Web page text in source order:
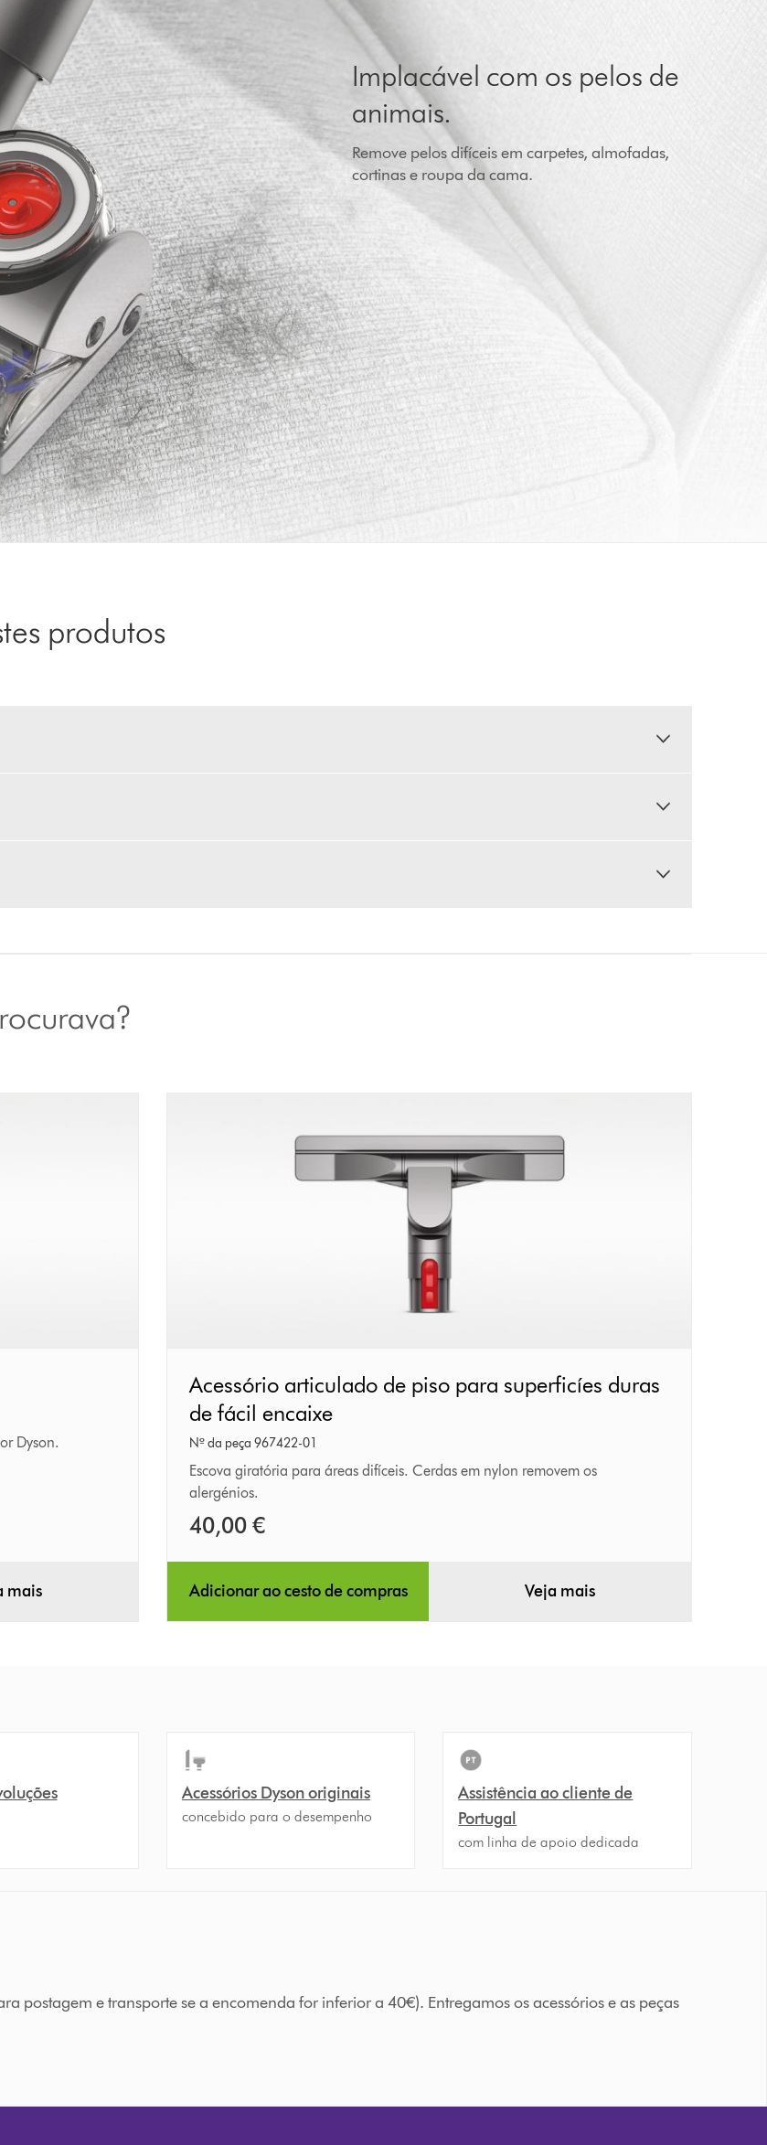
Implacável com os pelos de
animais.
Remove pelos difíceis em carpetes, almofadas,
cortinas e roupa da cama.
produtos
Dyson.
mais
Acessório
articulado
de
piso
para
superficíes
duras
de
Acessório articulado de piso para superficíes duras
de fácil encaixe
Nº da peça 967422-01
Escova giratória para áreas difíceis. Cerdas em nylon removem os
alergénios.
40,00 €
Adicionar ao cesto de compras Veja mais
Acessórios Dyson originais
concebido para o desempenho
Assistência ao cliente de
Portugal
com linha de apoio dedicada
postagem e transporte se a encomenda for inferior a 40€). Entregamos os acessórios e as peças